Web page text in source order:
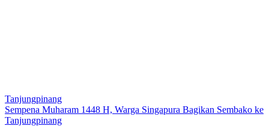
Tanjungpinang
Sempena Muharam 1448 H, Warga Singapura Bagikan Sembako ke
Tanjungpinang